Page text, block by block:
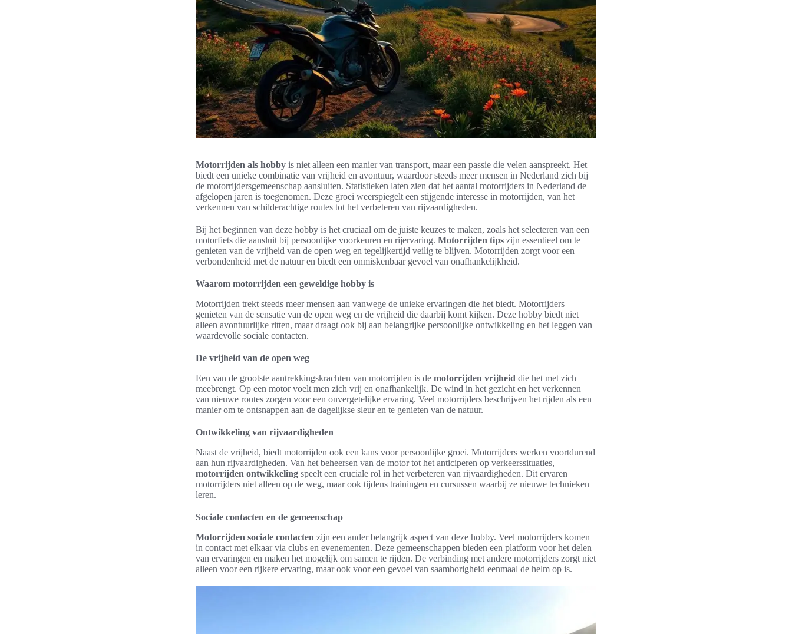
Motorrijden als hobby is niet alleen een manier van transport, maar een passie die velen aanspreekt. Het
biedt een unieke combinatie van vrijheid en avontuur, waardoor steeds meer mensen in Nederland zich bij
de motorrijdersgemeenschap aansluiten. Statistieken laten zien dat het aantal motorrijders in Nederland de
afgelopen jaren is toegenomen. Deze groei weerspiegelt een stijgende interesse in motorrijden, van het
verkennen van schilderachtige routes tot het verbeteren van rijvaardigheden.
Bij het beginnen van deze hobby is het cruciaal om de juiste keuzes te maken, zoals het selecteren van een
motorfiets die aansluit bij persoonlijke voorkeuren en rijervaring. Motorrijden tips zijn essentieel om te
genieten van de vrijheid van de open weg en tegelijkertijd veilig te blijven. Motorrijden zorgt voor een
verbondenheid met de natuur en biedt een onmiskenbaar gevoel van onafhankelijkheid.
Waarom motorrijden een geweldige hobby is
Motorrijden trekt steeds meer mensen aan vanwege de unieke ervaringen die het biedt. Motorrijders
genieten van de sensatie van de open weg en de vrijheid die daarbij komt kijken. Deze hobby biedt niet
alleen avontuurlijke ritten, maar draagt ook bij aan belangrijke persoonlijke ontwikkeling en het leggen van
waardevolle sociale contacten.
De vrijheid van de open weg
Een van de grootste aantrekkingskrachten van motorrijden is de motorrijden vrijheid die het met zich
meebrengt. Op een motor voelt men zich vrij en onafhankelijk. De wind in het gezicht en het verkennen
van nieuwe routes zorgen voor een onvergetelijke ervaring. Veel motorrijders beschrijven het rijden als een
manier om te ontsnappen aan de dagelijkse sleur en te genieten van de natuur.
Ontwikkeling van rijvaardigheden
Naast de vrijheid, biedt motorrijden ook een kans voor persoonlijke groei. Motorrijders werken voortdurend
aan hun rijvaardigheden. Van het beheersen van de motor tot het anticiperen op verkeerssituaties,
motorrijden ontwikkeling speelt een cruciale rol in het verbeteren van rijvaardigheden. Dit ervaren
motorrijders niet alleen op de weg, maar ook tijdens trainingen en cursussen waarbij ze nieuwe technieken
leren.
Sociale contacten en de gemeenschap
Motorrijden sociale contacten zijn een ander belangrijk aspect van deze hobby. Veel motorrijders komen
in contact met elkaar via clubs en evenementen. Deze gemeenschappen bieden een platform voor het delen
van ervaringen en maken het mogelijk om samen te rijden. De verbinding met andere motorrijders zorgt niet
alleen voor een rijkere ervaring, maar ook voor een gevoel van saamhorigheid eenmaal de helm op is.